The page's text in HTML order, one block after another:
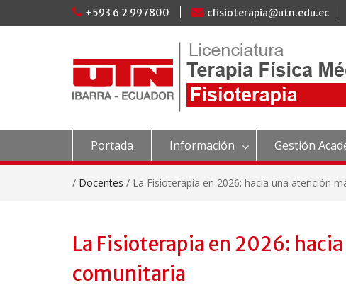
+593 6 2 997800 cfisioterapia@utn.edu.ec
Portada Información Gestión
/ Docentes / La Fisioterapia en 2026: hacia una atención
La Fisioterapia en 2026:
comunitaria